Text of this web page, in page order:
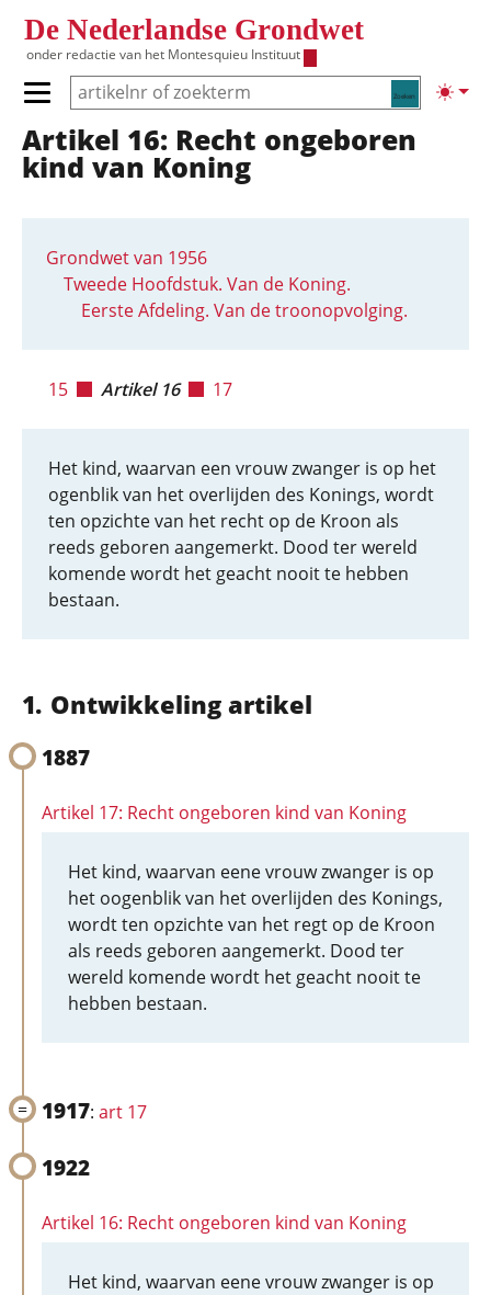
De Nederlandse Grondwet
onder redactie van het Montesquieu Instituut
Zoeken
Primair menu tonen/verbergen
Hoofdnavigatie
Artikel 16: Recht ongeboren
kind van Koning
Grondwet van 1956
Tweede Hoofdstuk. Van de Koning.
Eerste Afdeling. Van de troonopvolging.
15 Artikel 16 17
Het kind, waarvan een vrouw zwanger is op het
ogenblik van het overlijden des Konings, wordt
ten opzichte van het recht op de Kroon als
reeds geboren aangemerkt. Dood ter wereld
komende wordt het geacht nooit te hebben
bestaan.
Ontwikkeling artikel
1887
Artikel 17: Recht ongeboren kind van Koning
Het kind, waarvan eene vrouw zwanger is op
het oogenblik van het overlijden des Konings,
wordt ten opzichte van het regt op de Kroon
als reeds geboren aangemerkt. Dood ter
wereld komende wordt het geacht nooit te
hebben bestaan.
1917: art 17
1922
Artikel 16: Recht ongeboren kind van Koning
Het kind, waarvan eene vrouw zwanger is op